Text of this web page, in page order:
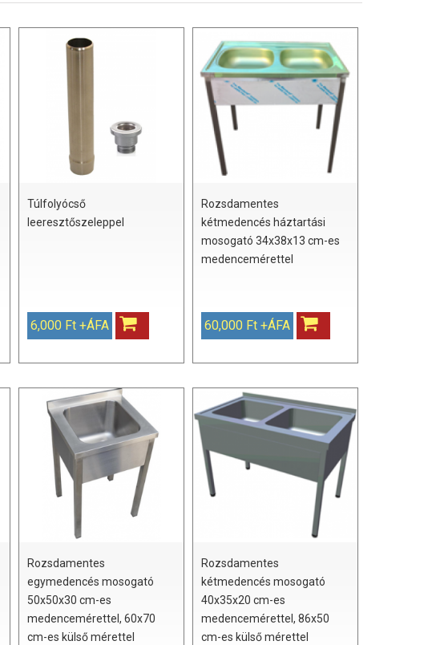
Túlfolyócső
leeresztőszeleppel
6,000 Ft +ÁFA
Rozsdamentes
kétmedencés háztartási
mosogató 34x38x13 cm-es
medencemérettel
60,000 Ft +ÁFA
Rozsdamentes
egymedencés mosogató
50x50x30 cm-es
medencemérettel, 60x70
cm-es külső mérettel
Rozsdamentes
kétmedencés mosogató
40x35x20 cm-es
medencemérettel, 86x50
cm-es külső mérettel